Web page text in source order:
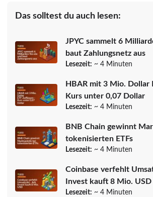
Das solltest du auch lesen:
JPYC sammelt 6
baut Zahlungsnetz aus
Lesezeit: ~ 4 Minuten
HBAR mit 3 Mio. Dollar
Kurs unter 0,07 Dollar
Lesezeit: ~ 4 Minuten
BNB Chain gewinnt
tokenisierten ETFs
Lesezeit: ~ 4 Minuten
Coinbase verfehlt
Invest kauft 8 Mio. USD
Lesezeit: ~ 4 Minuten